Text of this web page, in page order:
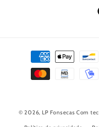
Métodos
pagamento
© 2026, LP Fonsecas Com